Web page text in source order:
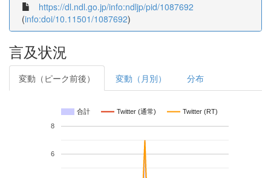
https://dl.ndl.go.jp/info:ndljp/pid/1087692
(info:doi/10.11501/1087692)
言及状況
変動（ピーク前後） 変動（月別） 分布
合計 Twitter (通常) Twitter (RT)
6
8